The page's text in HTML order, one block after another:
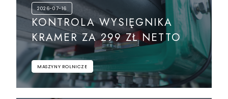
2026-07-16
KONTROLA WYSIĘGNIKA
KRAMER ZA 299 ZŁ NETTO
MASZYNY ROLNICZE